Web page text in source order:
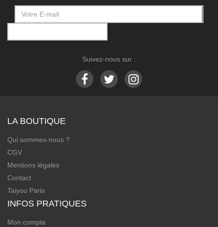
Suivez-nous sur :
LA BOUTIQUE
Qui sommes-nous ?
CGV
Mentions légales
Contact
Taiyou Paris
INFOS PRATIQUES
Mon compte